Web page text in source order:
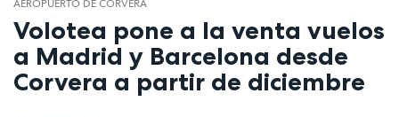
AEROPUERTO DE CORVERA
Volotea pone a la venta vuelos
a Madrid y Barcelona desde
Corvera a partir de diciembre